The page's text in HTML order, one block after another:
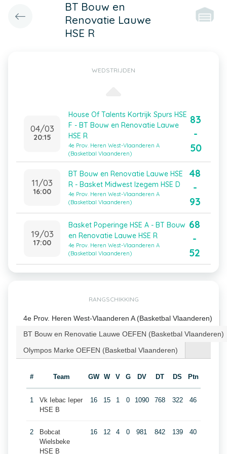
BT Bouw en
Renovatie Lauwe
HSE R
WEDSTRIJDEN
04/03
20:15
House Of Talents Kortrijk Spurs HSE
F - BT Bouw en Renovatie Lauwe
HSE R
4e Prov. Heren West-Vlaanderen A
(Basketbal Vlaanderen)
83
-
50
11/03
16:00
BT Bouw en Renovatie Lauwe HSE
R - Basket Midwest Izegem HSE D
4e Prov. Heren West-Vlaanderen A
(Basketbal Vlaanderen)
48
-
93
19/03
17:00
Basket Poperinge HSE A - BT Bouw
en Renovatie Lauwe HSE R
4e Prov. Heren West-Vlaanderen A
(Basketbal Vlaanderen)
68
-
52
RANGSCHIKKING
4e Prov. Heren West-Vlaanderen A (Basketbal Vlaanderen)
BT Bouw en Renovatie Lauwe OEFEN (Basketbal Vlaanderen)
Olympos Marke OEFEN (Basketbal Vlaanderen)
# Team GW W V G DV DT DS Ptn
1
Vk Iebac Ieper
HSE B
16 15 1 0 1090 768 322 46
2
Bobcat
Wielsbeke
HSE B
16 12 4 0 981 842 139 40